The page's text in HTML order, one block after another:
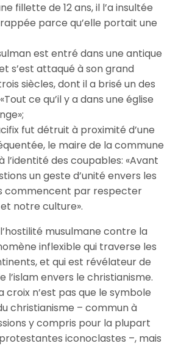
fillette de 12 ans, il l’a insultée
parce qu’elle portait une
est entré dans une antique
s’est attaqué à son grand
siècles, dont il a brisé un des
ce qu’il y a dans une église
fut détruit à proximité d’une
le maire de la commune
l’identité des coupables: «Avant
un geste d’unité envers les
commencent par respecter
notre culture».
musulmane contre la
inflexible qui traverse les
et qui est révélateur de
l’islam envers le christianisme.
croix n’est pas que le symbole
christianisme – commun à
y compris pour la plupart
iconoclastes –, mais